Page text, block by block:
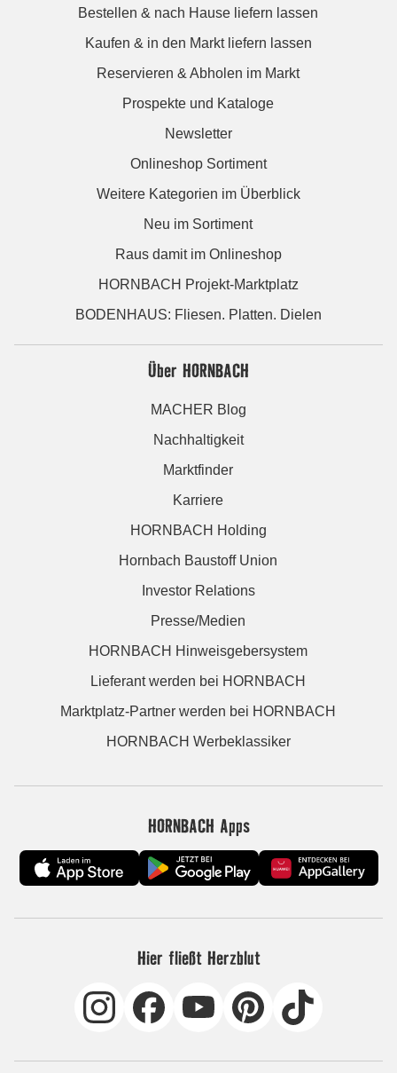
Bestellen & nach Hause liefern lassen
Kaufen & in den Markt liefern lassen
Reservieren & Abholen im Markt
Prospekte und Kataloge
Newsletter
Onlineshop Sortiment
Weitere Kategorien im Überblick
Neu im Sortiment
Raus damit im Onlineshop
HORNBACH Projekt-Marktplatz
BODENHAUS: Fliesen. Platten. Dielen
Über HORNBACH
MACHER Blog
Nachhaltigkeit
Marktfinder
Karriere
HORNBACH Holding
Hornbach Baustoff Union
Investor Relations
Presse/Medien
HORNBACH Hinweisgebersystem
Lieferant werden bei HORNBACH
Marktplatz-Partner werden bei HORNBACH
HORNBACH Werbeklassiker
HORNBACH Apps
Hier fließt Herzblut